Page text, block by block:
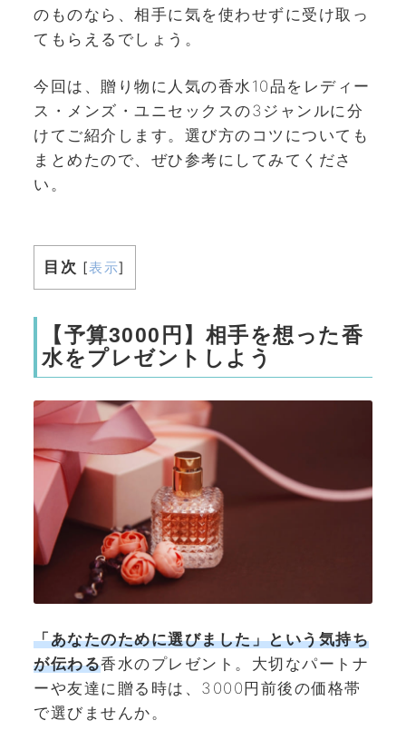
のものなら、相手に気を使わせずに受け取っ
てもらえるでしょう。
今回は、贈り物に人気の香水10品をレディー
ス・メンズ・ユニセックスの3ジャンルに分
けてご紹介します。選び方のコツについても
まとめたので、ぜひ参考にしてみてくださ
い。
目次 [表示]
【予算3000円】相手を想った香
水をプレゼントしよう
「あなたのために選びました」という気持ち
が伝わる香水のプレゼント。大切なパートナ
ーや友達に贈る時は、3000円前後の価格帯
で選びませんか。